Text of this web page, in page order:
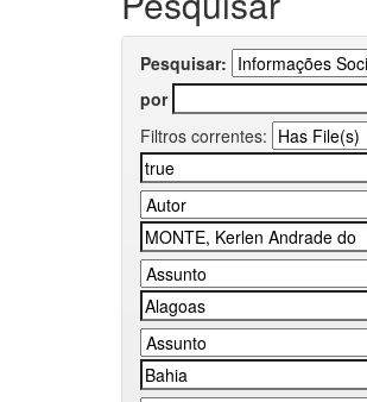
Pesquisar:
por
Filtros correntes: